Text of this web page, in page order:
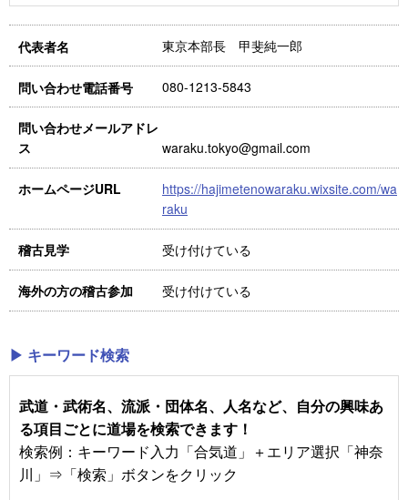
代表者名 東京本部長 甲斐純一郎
問い合わせ電話番号 080-1213-5843
問い合わせメールアドレ
ス
waraku.tokyo@gmail.com
ホームページURL
https://hajimetenowaraku.wixsite.com/wa
raku
稽古見学 受け付けている
海外の方の稽古参加 受け付けている
▶ キーワード検索
武道・武術名、流派・団体名、人名など、自分の興味あ
る項目ごとに道場を検索できます！
検索例：キーワード入力「合気道」＋エリア選択「神奈
川」⇒「検索」ボタンをクリック